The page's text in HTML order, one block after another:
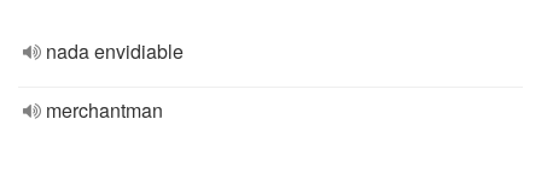
nada envidiable
merchantman